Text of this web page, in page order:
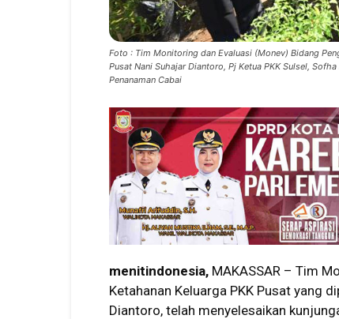
Foto : Tim Monitoring dan Evaluasi (Monev) Bidang
Pusat Nani Suhajar Diantoro, Pj Ketua PKK Sulsel,
Penanaman Cabai
menitindonesia, MAKASSAR – Tim
Ketahanan Keluarga PKK Pusat yang
Diantoro, telah menyelesaikan